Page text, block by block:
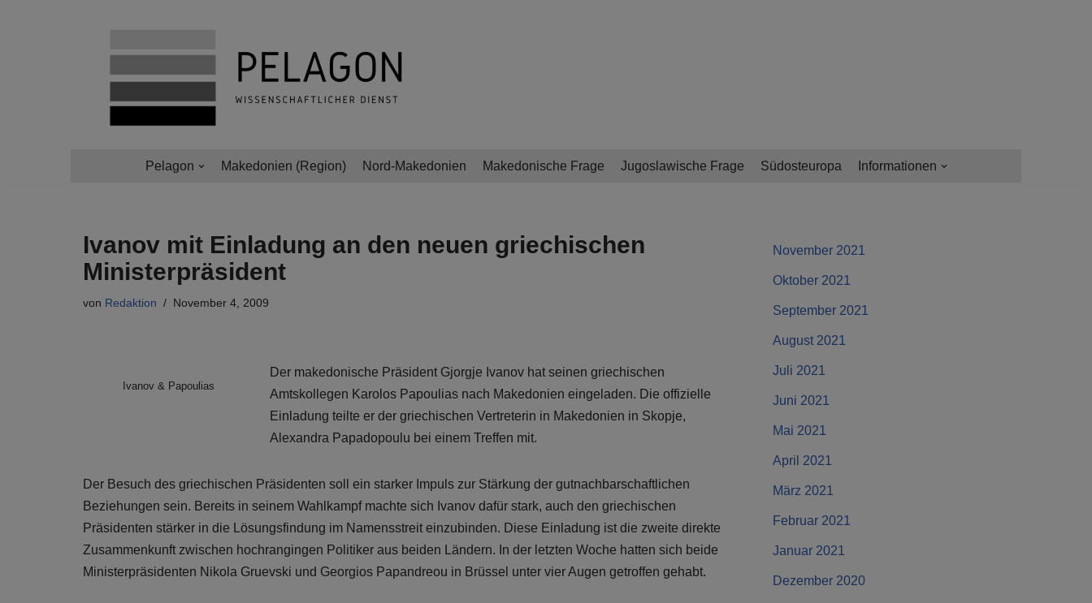
Pelagon Makedonien (Region) Nord-Makedonien Makedonische Frage Jugoslawische Frage Südosteuropa Informationen
Ivanov mit Einladung an den neuen griechischen
Ministerpräsident
von Redaktion November 4, 2009
Ivanov & Papoulias
Der makedonische Präsident Gjorgje Ivanov hat seinen griechischen
Amtskollegen Karolos Papoulias nach Makedonien eingeladen. Die offizielle
Einladung teilte er der griechischen Vertreterin in Makedonien in Skopje,
Alexandra Papadopoulu bei einem Treffen mit.
Der Besuch des griechischen Präsidenten soll ein starker Impuls zur Stärkung der gutnachbarschaftlichen
Beziehungen sein. Bereits in seinem Wahlkampf machte sich Ivanov dafür stark, auch den griechischen
Präsidenten stärker in die Lösungsfindung im Namensstreit einzubinden. Diese Einladung ist die zweite direkte
Zusammenkunft zwischen hochrangingen Politiker aus beiden Ländern. In der letzten Woche hatten sich beide
Ministerpräsidenten Nikola Gruevski und Georgios Papandreou in Brüssel unter vier Augen getroffen gehabt.
November 2021
Oktober 2021
September 2021
August 2021
Juli 2021
Juni 2021
Mai 2021
April 2021
März 2021
Februar 2021
Januar 2021
Dezember 2020